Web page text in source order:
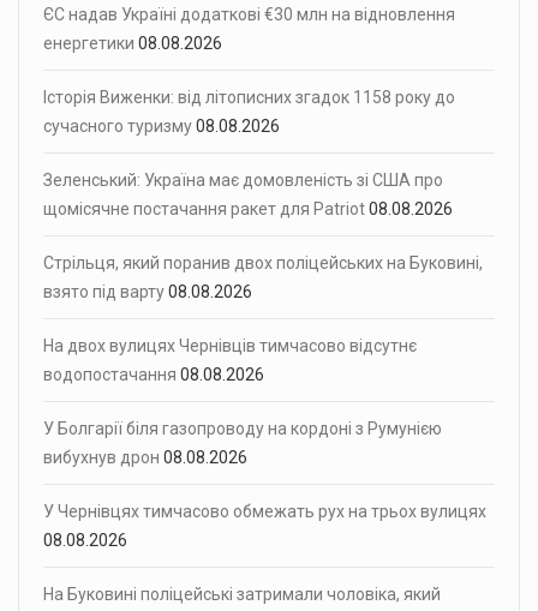
ЄС надав Україні додаткові €30 млн на відновлення
енергетики 08.08.2026
Історія Виженки: від літописних згадок 1158 року до
сучасного туризму08.08.2026
Зеленський: Україна має домовленість зі США про
щомісячне постачання ракет для Patriot08.08.2026
Стрільця, який поранив двох поліцейських на Буковині,
взято під варту08.08.2026
На двох вулицях Чернівців тимчасово відсутнє
водопостачання 08.08.2026
У Болгарії біля газопроводу на кордоні з Румунією
вибухнув дрон 08.08.2026
У Чернівцях тимчасово обмежать рух на трьох вулицях
08.08.2026
На Буковині поліцейські затримали чоловіка, який